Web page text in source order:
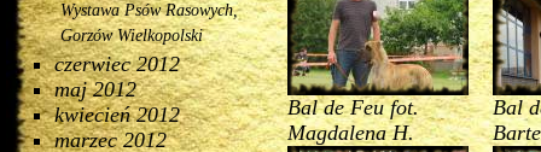
Wystawa Psów Rasowych,
Gorzów Wielkopolski
czerwiec 2012
maj 2012
kwiecień 2012
marzec 2012
Bal de Feu fot.
Magdalena H.
Bal